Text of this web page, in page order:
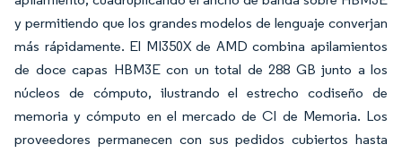
y permitiendo que los grandes modelos de lenguaje converjan
más rápidamente. El MI350X de AMD combina apilamientos
de doce capas HBM3E con un total de 288 GB junto a los
núcleos de cómputo, ilustrando el estrecho codiseño de
memoria y cómputo en el mercado de CI de Memoria. Los
proveedores permanecen con sus pedidos cubiertos hasta